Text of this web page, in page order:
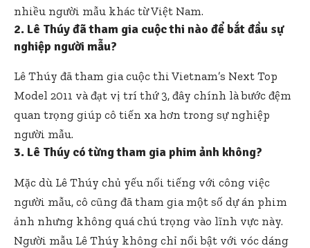
nhiều người mẫu khác từ Việt Nam.
2. Lê Thúy đã tham gia cuộc thi nào để bắt đầu sự
nghiệp người mẫu?
Lê Thúy đã tham gia cuộc thi Vietnam’s Next Top
Model 2011 và đạt vị trí thứ 3, đây chính là bước đệm
quan trọng giúp cô tiến xa hơn trong sự nghiệp
người mẫu.
3. Lê Thúy có từng tham gia phim ảnh không?
Mặc dù Lê Thúy chủ yếu nổi tiếng với công việc
người mẫu, cô cũng đã tham gia một số dự án phim
ảnh nhưng không quá chú trọng vào lĩnh vực này.
Người mẫu Lê Thúy không chỉ nổi bật với vóc dáng